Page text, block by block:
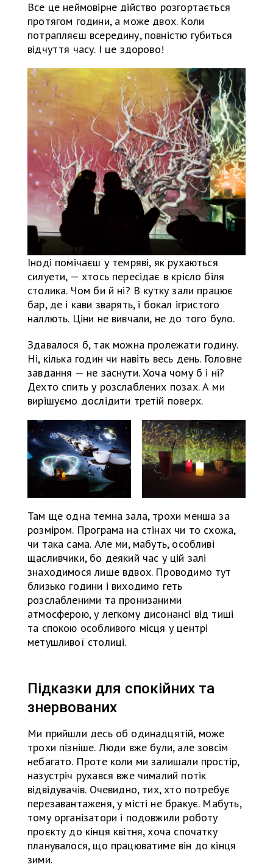
Все це неймовірне дійство розгортається
протягом години, а може двох. Коли
потрапляєш всередину, повністю губиться
відчуття часу. І це здорово!
Іноді помічаєш у темряві, як рухаються
силуети, — хтось пересідає в крісло біля
столика. Чом би й ні? В кутку зали працює
бар, де і кави зварять, і бокал ігристого
наллють. Ціни не вивчали, не до того було.
Здавалося б, так можна пролежати годину.
Ні, кілька годин чи навіть весь день. Головне
завдання — не заснути. Хоча чому б і ні?
Дехто спить у розслаблених позах. А ми
вирішуємо дослідити третій поверх.
Там ще одна темна зала, трохи менша за
розміром. Програма на стінах чи то схожа,
чи така сама. Але ми, мабуть, особливі
щасливчики, бо деякий час у цій залі
знаходимося лише вдвох. Проводимо тут
близько години і виходимо геть
розслабленими та пронизаними
атмосферою, у легкому дисонансі від тиші
та спокою особливого місця у центрі
метушливої столиці.
Підказки для спокійних та
знервованих
Ми прийшли десь об одинадцятій, може
трохи пізніше. Люди вже були, але зовсім
небагато. Проте коли ми залишали простір,
назустріч рухався вже чималий потік
відвідувачів. Очевидно, тих, хто потребує
перезавантаженя, у місті не бракує. Мабуть,
тому організатори і подовжили роботу
проєкту до кінця квітня, хоча спочатку
планувалося, що працюватиме він до кінця
зими.